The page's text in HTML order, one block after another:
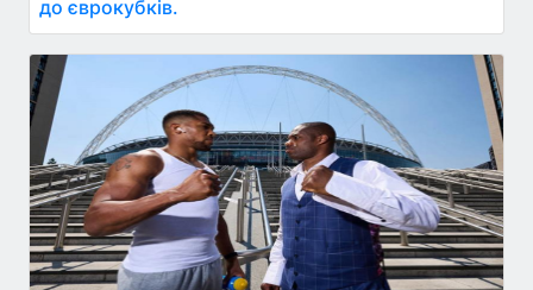
до єврокубків.